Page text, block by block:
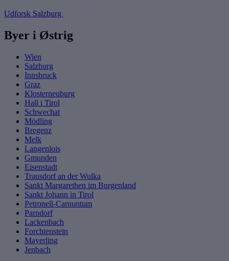
Udforsk Salzburg
Byer i Østrig
Wien
Salzburg
Innsbruck
Graz
Klosterneuburg
Hall i Tirol
Schwechat
Mödling
Bregenz
Melk
Langenlois
Gmunden
Eisenstadt
Trausdorf an der Wulka
Sankt Margarethen im Burgenland
Sankt Johann in Tirol
Petronell-Carnuntum
Parndorf
Lackenbach
Forchtenstein
Mayerling
Jenbach